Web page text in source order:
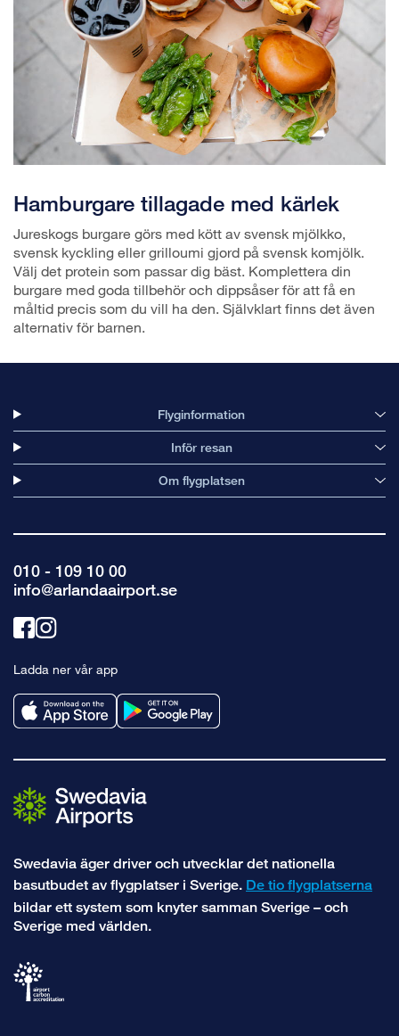
Hamburgare tillagade med kärlek
Jureskogs burgare görs med kött av svensk mjölkko,
svensk kyckling eller grilloumi gjord på svensk komjölk.
Välj det protein som passar dig bäst. Komplettera din
burgare med goda tillbehör och dippsåser för att få en
måltid precis som du vill ha den. Självklart finns det även
alternativ för barnen.
Flyginformation
Inför resan
Om flygplatsen
010 - 109 10 00
info@arlandaairport.se
Länk
facebook
Länk
instagram
Ladda ner vår app
Swedavia äger driver och utvecklar det nationella
basutbudet av flygplatser i Sverige. De tio flygplatserna
bildar ett system som knyter samman Sverige – och
Sverige med världen.